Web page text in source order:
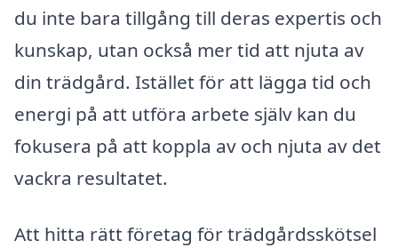
du inte bara tillgång till deras expertis och
kunskap, utan också mer tid att njuta av
din trädgård. Istället för att lägga tid och
energi på att utföra arbete själv kan du
fokusera på att koppla av och njuta av det
vackra resultatet.
Att hitta rätt företag för trädgårdsskötsel